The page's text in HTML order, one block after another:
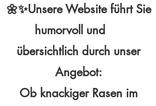
🌼✨Unsere Website führt Sie
humorvoll und
übersichtlich durch unser
Angebot:
Ob knackiger Rasen im